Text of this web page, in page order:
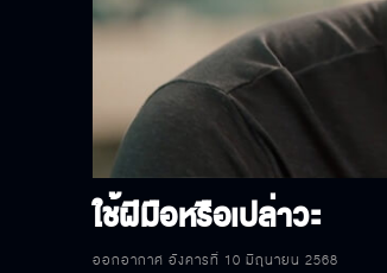
ใช้ฝีมือหรือเปล่าวะ
ออกอากาศ อังคารที่ 10 มิถุนายน 2568